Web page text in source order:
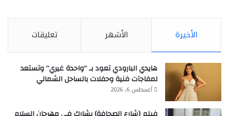
الأخيرة الأشهر تعليقات
هايدي البارودي تعود بـ “واحدة غيري” وتستعد
لمفاجآت فنية وحفلات بالساحل الشمالي
أغسطس 6, 2026